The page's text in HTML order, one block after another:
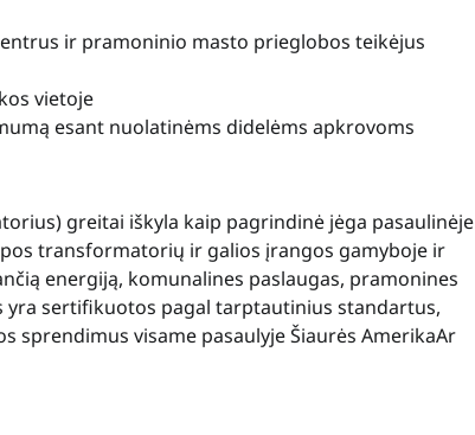
ir pramoninio masto prieglobos teikėjus
vietoje
esant nuolatinėms didelėms apkrovoms
greitai iškyla kaip pagrindinė jėga pasaulinėje
transformatorių ir galios įrangos gamyboje ir
energiją, komunalines paslaugas, pramonines
sertifikuotos pagal tarptautinius standartus,
sprendimus visame pasaulyjeŠiaurės AmerikaAr